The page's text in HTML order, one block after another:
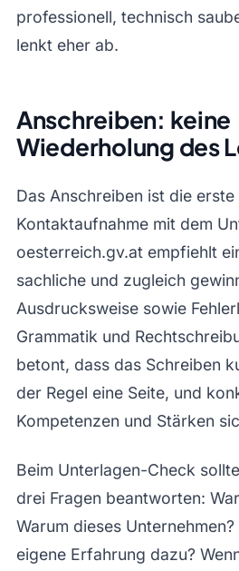
professionell, technisch
lenkt eher ab.
Anschreiben: keine
Wiederholung des
Das Anschreiben ist die
Kontaktaufnahme mit dem
oesterreich.gv.at empfiehlt
sachliche und zugleich
Ausdrucksweise sowie
Grammatik und
betont, dass das Schreiben
der Regel eine Seite, und
Kompetenzen und Stärken
Beim Unterlagen-Check
drei Fragen beantworten:
Warum dieses
eigene Erfahrung dazu?